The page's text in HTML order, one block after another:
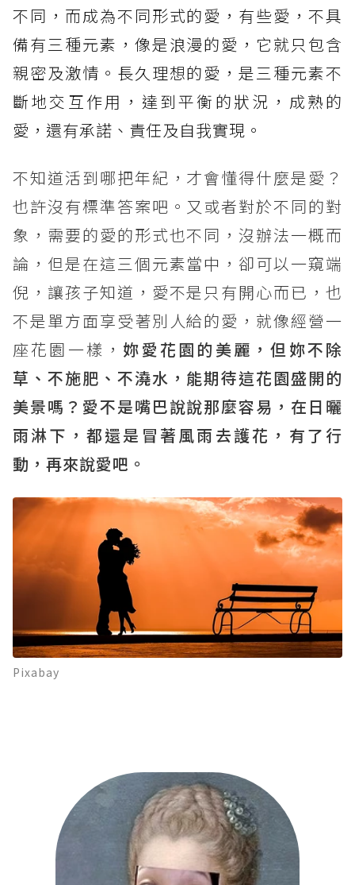
不同，而成為不同形式的愛，有些愛，不具
備有三種元素，像是浪漫的愛，它就只包含
親密及激情。長久理想的愛，是三種元素不
斷地交互作用，達到平衡的狀況，成熟的
愛，還有承諾、責任及自我實現。
不知道活到哪把年紀，才會懂得什麼是愛？
也許沒有標準答案吧。又或者對於不同的對
象，需要的愛的形式也不同，沒辦法一概而
論，但是在這三個元素當中，卻可以一窺端
倪，讓孩子知道，愛不是只有開心而已，也
不是單方面享受著別人給的愛，就像經營一
座花園一樣， 妳愛花園的美麗，但妳不除
草、不施肥、不澆水，能期待這花園盛開的
美景嗎？愛不是嘴巴說說那麼容易，在日曬
雨淋下，都還是冒著風雨去護花，有了行
動，再來說愛吧。
Pixabay